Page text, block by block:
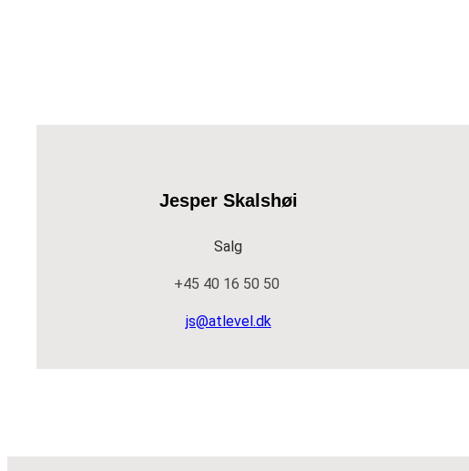
Jesper Skalshøi
Salg
+45 40 16 50 50
js@atlevel.dk